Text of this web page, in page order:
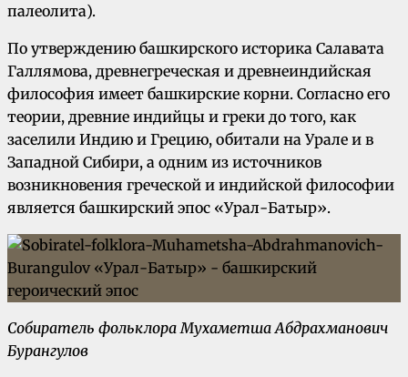
палеолита).
По утверждению башкирского историка Салавата
Галлямова, древнегреческая и древнеиндийская
философия имеет башкирские корни. Согласно его
теории, древние индийцы и греки до того, как
заселили Индию и Грецию, обитали на Урале и в
Западной Сибири, а одним из источников
возникновения греческой и индийской философии
является башкирский эпос «Урал-Батыр».
Собиратель фольклора Мухаметша Абдрахманович
Бурангулов